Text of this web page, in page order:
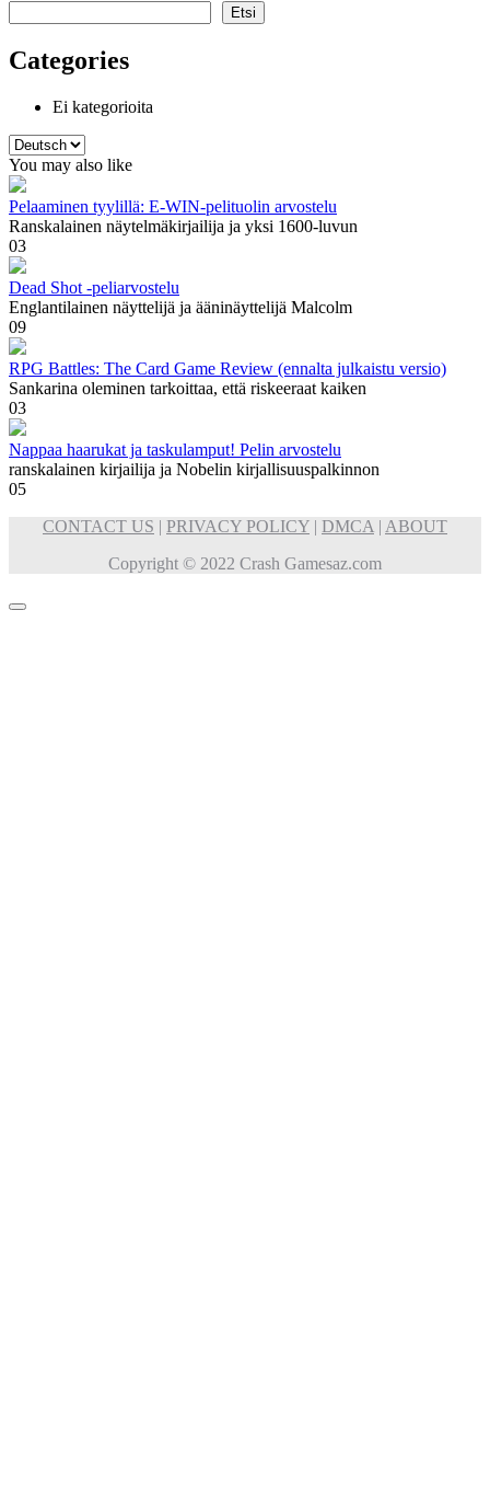
Etsi
Categories
Ei kategorioita
Valitse
kieli
You may also like
Pelaaminen tyylillä: E-WIN-pelituolin arvostelu
Ranskalainen näytelmäkirjailija ja yksi 1600-luvun
03
Dead Shot -peliarvostelu
Englantilainen näyttelijä ja ääninäyttelijä Malcolm
09
RPG Battles: The Card Game Review (ennalta julkaistu versio)
Sankarina oleminen tarkoittaa, että riskeeraat kaiken
03
Nappaa haarukat ja taskulamput! Pelin arvostelu
ranskalainen kirjailija ja Nobelin kirjallisuuspalkinnon
05
CONTACT US | PRIVACY POLICY | DMCA | ABOUT
Copyright © 2022 Crash Gamesaz.com